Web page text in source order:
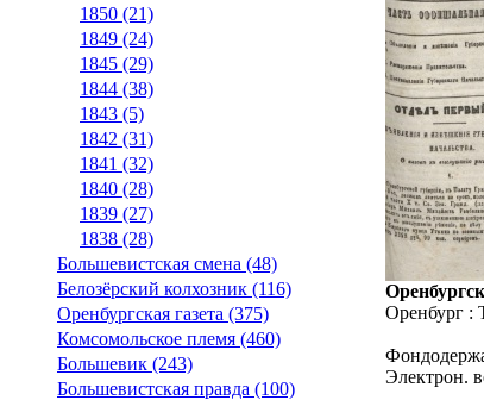
1850 (21)
1849 (24)
1845 (29)
1844 (38)
1843 (5)
1842 (31)
1841 (32)
1840 (28)
1839 (27)
1838 (28)
Большевистская смена (48)
Белозёрский колхозник (116)
Оренбургская газета (375)
Комсомольское племя (460)
Большевик (243)
Большевистская правда (100)
Оренбург :
Электрон.